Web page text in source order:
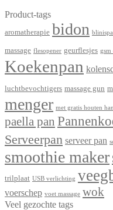
Product-tags
aromatherapie bidon
massage flesopener geurflesjes gsm
Koekenpan
luchtbevochtigers massage gun
menger met gratis houten
paella pan
Serveerpan serveer pan
smoothie maker
trilplaat USB verlichting
voerschep voet massage wok
Veel gezochte tags